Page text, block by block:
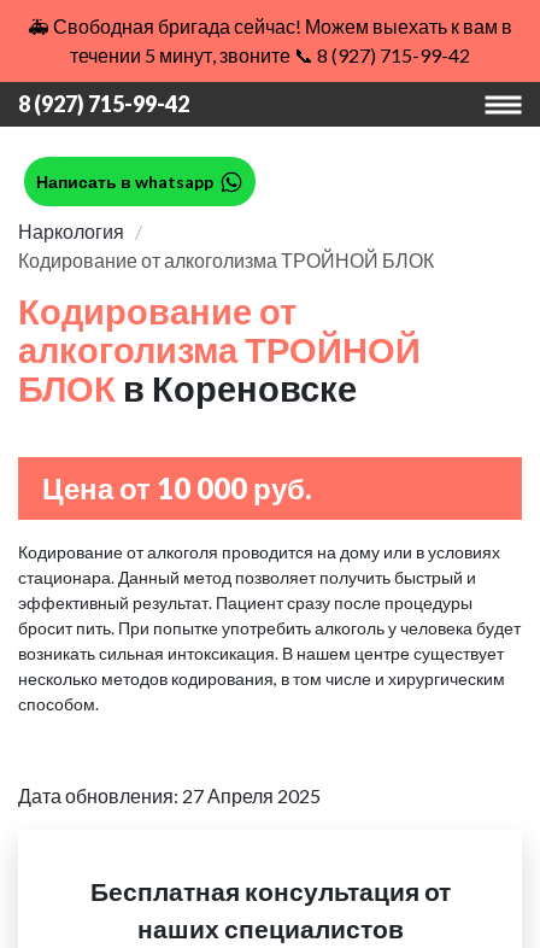
🚑 Свободная бригада сейчас! Можем выехать к вам в
течении 5 минут, звоните 📞 8 (927) 715-99-42
8 (927) 715-99-42
Написать в whatsapp
Наркология
Кодирование от алкоголизма ТРОЙНОЙ БЛОК
Кодирование от
алкоголизма ТРОЙНОЙ
БЛОК в Кореновске
Цена от 10 000 руб.
Кодирование от алкоголя проводится на дому или в условиях
стационара. Данный метод позволяет получить быстрый и
эффективный результат. Пациент сразу после процедуры
бросит пить. При попытке употребить алкоголь у человека будет
возникать сильная интоксикация. В нашем центре существует
несколько методов кодирования, в том числе и хирургическим
способом.
Дата обновления: 27 Апреля 2025
Бесплатная консультация от
наших специалистов